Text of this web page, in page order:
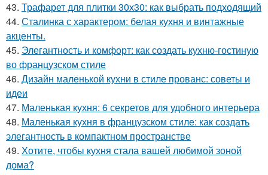
43. Трафарет для плитки 30х30: как выбрать подходящий
44. Сталинка с характером: белая кухня и винтажные
акценты.
45. Элегантность и комфорт: как создать кухню-гостиную
во французском стиле
46. Дизайн маленькой кухни в стиле прованс: советы и
идеи
47. Маленькая кухня: 6 секретов для удобного интерьера
48. Маленькая кухня в французском стиле: как создать
элегантность в компактном пространстве
49. Хотите, чтобы кухня стала вашей любимой зоной
дома?